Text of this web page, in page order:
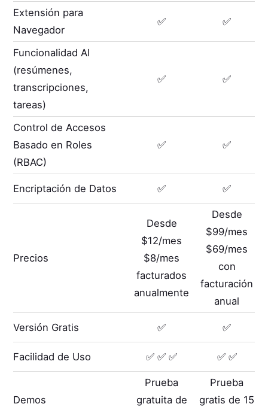
Extensión para
Navegador
✅ ✅
Funcionalidad AI
(resúmenes,
transcripciones,
tareas)
✅ ✅
Control de Accesos
Basado en Roles
(RBAC)
✅ ✅
Encriptación de Datos ✅ ✅
Precios
Desde
$12/mes
$8/mes
facturados
anualmente
Desde
$99/mes
$69/mes
con
facturación
anual
Versión Gratis ✅ ✅
Facilidad de Uso ✅ ✅ ✅ ✅ ✅
Demos
Prueba
gratuita de
Prueba
gratis de 15